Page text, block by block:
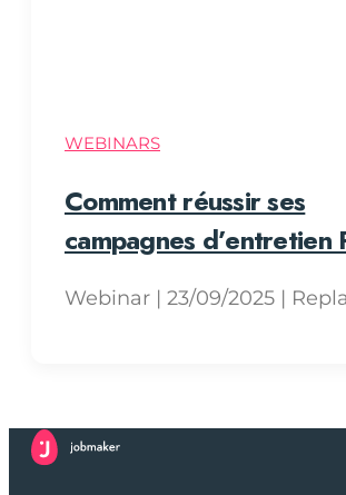
WEBINARS
Comment réussir ses
campagnes d’entretien
Webinar | 23/09/2025 |